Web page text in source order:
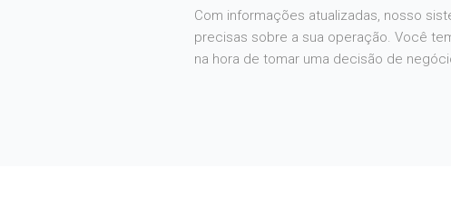
Com informações atualizadas, nosso
precisas sobre a sua operação. Você
na hora de tomar uma decisão de